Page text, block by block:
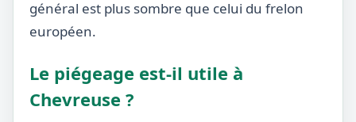
général est plus sombre que celui du frelon
européen.
Le piégeage est-il utile à
Chevreuse ?